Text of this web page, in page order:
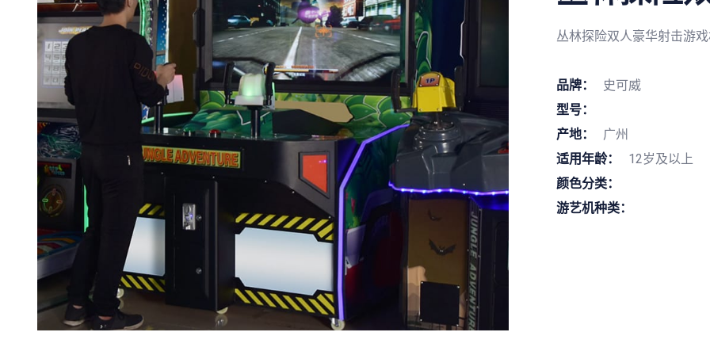
丛林探险双人豪华射击游
品牌：
史可威
型号：
产地：
广州
适用年龄：
12岁及以上
颜色分类：
游艺机种类：